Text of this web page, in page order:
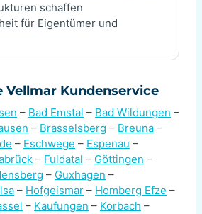
schaffen
für Eigentümer und
Vellmar Kundenservice
– Bad Emstal – Bad Wildungen –
– Brasselsberg – Breuna –
– Eschwege – Espenau –
– Fuldatal – Göttingen –
– Guxhagen –
– Hofgeismar – Homberg Efze –
– Kaufungen – Korbach –